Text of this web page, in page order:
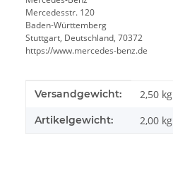
Mercedesstr. 120
Baden-Württemberg
Stuttgart, Deutschland, 70372
https://www.mercedes-benz.de
Produkteigenschaft
Wert
Versandgewicht: 2,50 kg
Artikelgewicht: 2,00 kg